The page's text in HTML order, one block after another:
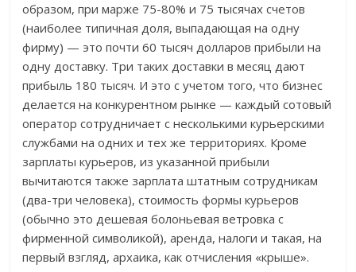
образом, при марже 75-80% и 75 тысячах счетов
(наиболее типичная доля, выпадающая на одну
фирму) — это почти 60 тысяч долларов прибыли на
одну доставку. Три таких доставки в месяц дают
прибыль 180 тысяч. И это с учетом того, что бизнес
делается на конкурентном рынке — каждый сотовый
оператор сотрудничает с несколькими курьерскими
службами на одних и тех же территориях. Кроме
зарплаты курьеров, из указанной прибыли
вычитаются также зарплата штатным сотрудникам
(два-три человека), стоимость формы курьеров
(обычно это дешевая болоньевая ветровка с
фирменной символикой), аренда, налоги и такая, на
первый взгляд, архаика, как отчисления «крыше».